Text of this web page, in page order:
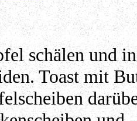
schälen und in
Toast mit